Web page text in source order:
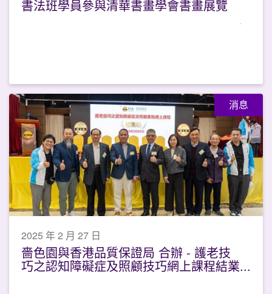
書法班學員參與清華書畫學會書畫展覽
消息
2025 年 2 月 27 日
嗇色園與香港品質保證局 合辦 - 護老技
巧之認知障礙症及照顧技巧網上課程結業